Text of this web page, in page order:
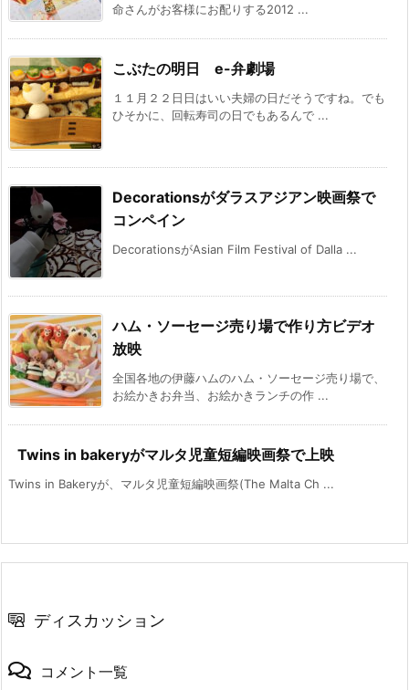
命さんがお客様にお配りする2012 ...
こぶたの明日 e-弁劇場
１１月２２日日はいい夫婦の日だそうですね。でも
ひそかに、回転寿司の日でもあるんで ...
Decorationsがダラスアジアン映画祭で
コンペイン
DecorationsがAsian Film Festival of Dalla ...
ハム・ソーセージ売り場で作り方ビデオ
放映
全国各地の伊藤ハムのハム・ソーセージ売り場で、
お絵かきお弁当、お絵かきランチの作 ...
Twins in bakeryがマルタ児童短編映画祭で上映
Twins in Bakeryが、マルタ児童短編映画祭(The Malta Ch ...
ディスカッション
コメント一覧